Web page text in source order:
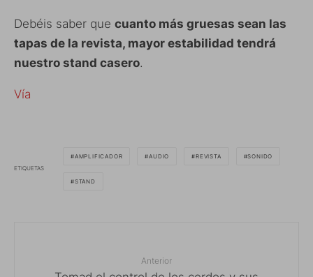
Debéis saber que cuanto más gruesas sean las
tapas de la revista, mayor estabilidad tendrá
nuestro stand casero.
Vía
ETIQUETAS
AMPLIFICADOR AUDIO REVISTA SONIDO
STAND
Anterior